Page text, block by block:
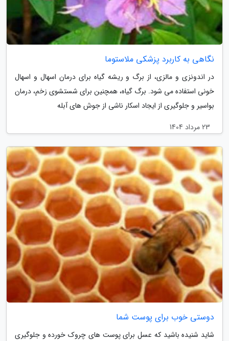
نگاهی به کاربرد پزشکی ملاستوما
در اندونزی و مالزی، از برگ و ریشه گیاه برای درمان اسهال و اسهال
خونی استفاده می شود. برگ گیاه، همچنین برای شستشوی زخم، درمان
بواسیر و جلوگیری از ایجاد اسکار ناشی از جوش های آبله
23 مرداد 1404
دوستی خوب برای پوست شما
شاید شنیده باشید که عسل برای پوست های چروک خورده و جلوگیری